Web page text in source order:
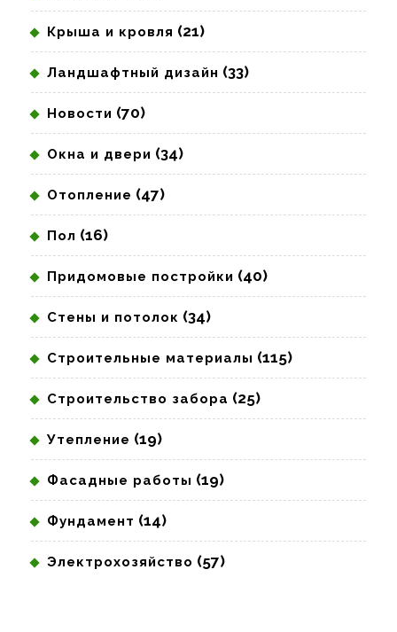
Крыша и кровля (21)
Ландшафтный дизайн (33)
Новости (70)
Окна и двери (34)
Отопление (47)
Пол (16)
Придомовые постройки (40)
Стены и потолок (34)
Строительные материалы (115)
Строительство забора (25)
Утепление (19)
Фасадные работы (19)
Фундамент (14)
Электрохозяйство (57)